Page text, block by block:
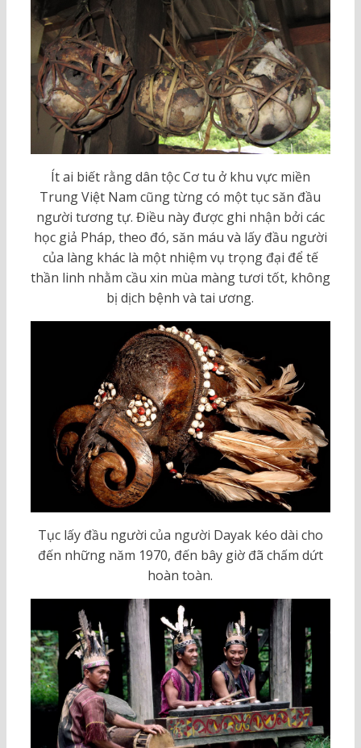
Ít ai biết rằng dân tộc Cơ tu ở khu vực miền
Trung Việt Nam cũng từng có một tục săn đầu
người tương tự. Điều này được ghi nhận bởi các
học giả Pháp, theo đó, săn máu và lấy đầu người
của làng khác là một nhiệm vụ trọng đại để tế
thần linh nhằm cầu xin mùa màng tươi tốt, không
bị dịch bệnh và tai ương.
Tục lấy đầu người của người Dayak kéo dài cho
đến những năm 1970, đến bây giờ đã chấm dứt
hoàn toàn.